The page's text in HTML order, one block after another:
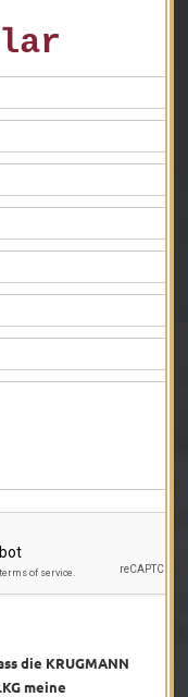
Innovation
Unternehmen
die KRUGMANN
meine